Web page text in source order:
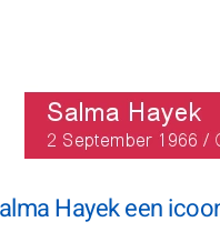
Hayek een